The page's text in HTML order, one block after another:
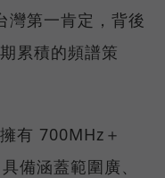
灣第一肯定，背後
累積的頻譜策
有 700MHz＋
備涵蓋範圍廣、